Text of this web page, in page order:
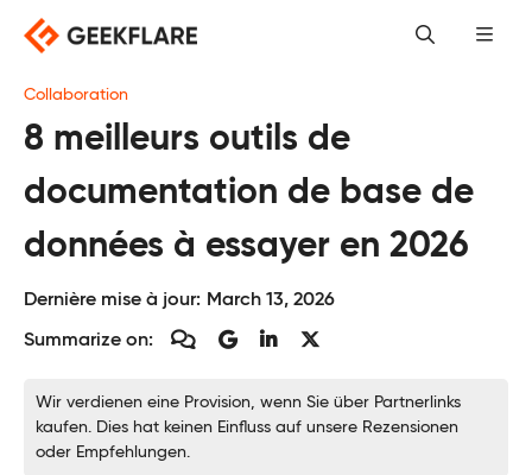
Skip
content
Collaboration
8 meilleurs outils de
documentation de base de
données à essayer en 2026
Dernière mise à jour: March 13, 2026
Summarize on:
Wir verdienen eine Provision, wenn Sie über Partnerlinks
kaufen. Dies hat keinen Einfluss auf unsere Rezensionen
oder Empfehlungen.